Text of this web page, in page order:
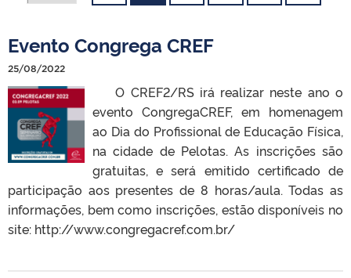
Evento Congrega CREF
25/08/2022
O CREF2/RS irá realizar neste ano o
evento CongregaCREF, em homenagem
ao Dia do Profissional de Educação Física,
na cidade de Pelotas. As inscrições são
gratuitas, e será emitido certificado de
participação aos presentes de 8 horas/aula. Todas as
informações, bem como inscrições, estão disponíveis no
site: http://www.congregacref.com.br/